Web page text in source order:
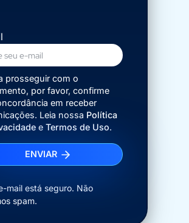
prosseguir com o
por favor, confirme
em receber
Leia nossa Política
e Termos de Uso.
ENVIAR
mail está seguro. Não
spam.